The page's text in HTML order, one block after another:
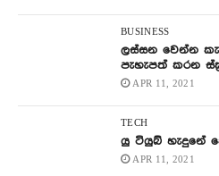
BUSINESS
ලස්සන වෙන්න
පැහැපත් කරන
APR 11, 2021
TECH
යු ටියුබ් හැදුනේ
APR 11, 2021